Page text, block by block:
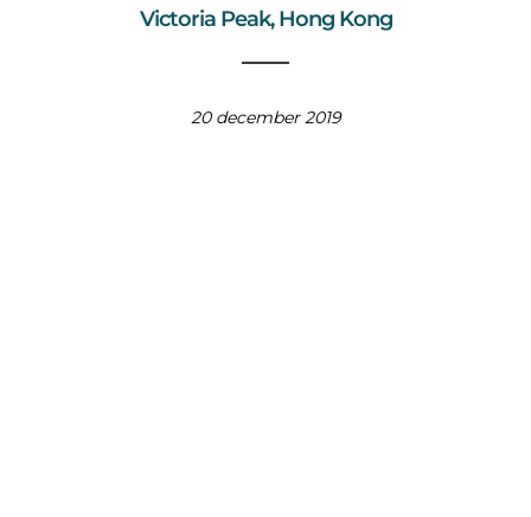
Victoria Peak, Hong Kong
20 december 2019